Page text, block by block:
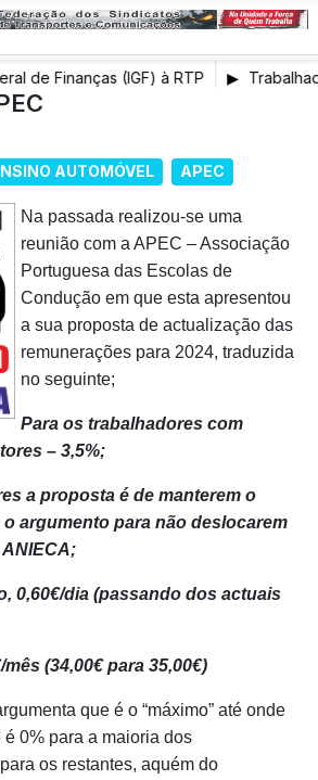
de Finanças (IGF) à RTP
AUTOMÓVEL APEC
Na passada realizou-se uma
reunião com a APEC – Associação
Portuguesa das Escolas de
Condução em que esta apresentou
a sua proposta de actualização das
remunerações para 2024, traduzida
no seguinte;
Para os trabalhadores com
– 3,5%;
a proposta é de manterem o
o argumento para não deslocarem
0,60€/dia (passando dos actuais
(34,00€ para 35,00€)
que é o “máximo” até onde
0% para a maioria dos
os restantes, aquém do